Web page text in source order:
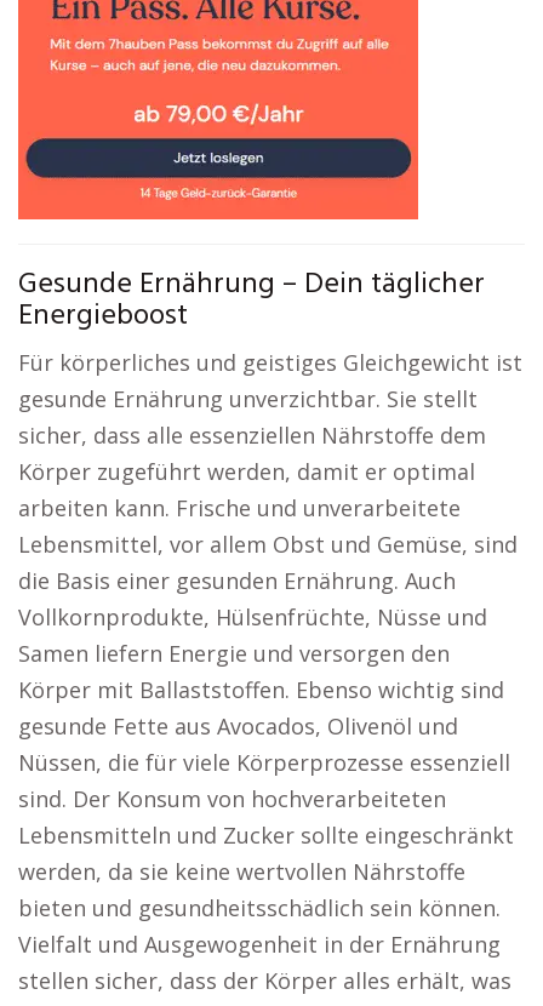
Gesunde Ernährung – Dein täglicher
Energieboost
Für körperliches und geistiges Gleichgewicht ist
gesunde Ernährung unverzichtbar. Sie stellt
sicher, dass alle essenziellen Nährstoffe dem
Körper zugeführt werden, damit er optimal
arbeiten kann. Frische und unverarbeitete
Lebensmittel, vor allem Obst und Gemüse, sind
die Basis einer gesunden Ernährung. Auch
Vollkornprodukte, Hülsenfrüchte, Nüsse und
Samen liefern Energie und versorgen den
Körper mit Ballaststoffen. Ebenso wichtig sind
gesunde Fette aus Avocados, Olivenöl und
Nüssen, die für viele Körperprozesse essenziell
sind. Der Konsum von hochverarbeiteten
Lebensmitteln und Zucker sollte eingeschränkt
werden, da sie keine wertvollen Nährstoffe
bieten und gesundheitsschädlich sein können.
Vielfalt und Ausgewogenheit in der Ernährung
stellen sicher, dass der Körper alles erhält, was